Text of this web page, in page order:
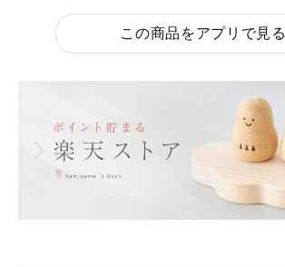
この商品をアプリで見る